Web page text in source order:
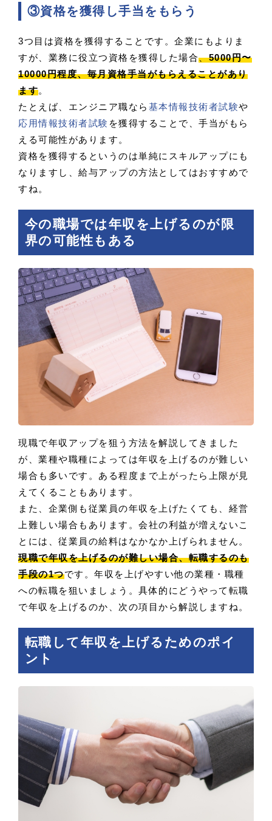
③資格を獲得し手当をもらう
3つ目は資格を獲得することです。企業にもよりま
すが、業務に役立つ資格を獲得した場合、5000円〜
10000円程度、毎月資格手当がもらえることがあり
ます。
たとえば、エンジニア職なら 基本情報技術者試験や
応用情報技術者試験 を獲得することで、手当がもら
える可能性があります。
資格を獲得するというのは単純にスキルアップにも
なりますし、給与アップの方法としてはおすすめで
すね。
今の職場では年収を上げるのが限
界の可能性もある
現職で年収アップを狙う方法を解説してきました
が、業種や職種によっては年収を上げるのが難しい
場合も多いです。ある程度まで上がったら上限が見
えてくることもあります。
また、企業側も従業員の年収を上げたくても、経営
上難しい場合もあります。会社の利益が増えないこ
とには、従業員の給料はなかなか上げられません。
現職で年収を上げるのが難しい場合、転職するのも
手段の1つです。年収を上げやすい他の業種・職種
への転職を狙いましょう。具体的にどうやって転職
で年収を上げるのか、次の項目から解説しますね。
転職して年収を上げるためのポイ
ント